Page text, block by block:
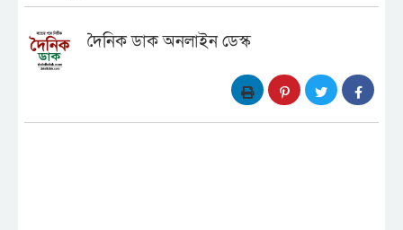
দৈনিক ডাক অনলাইন ডেস্ক